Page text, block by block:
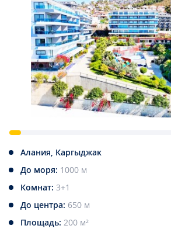
Алания, Каргыджак
До моря: 1000 м
Комнат: 3+1
До центра: 650 м
Площадь: 200 м²